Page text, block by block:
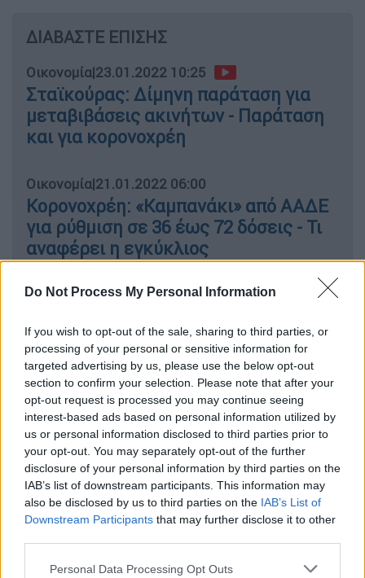
Do Not Process My Personal Information
If you wish to opt-out of the sale, sharing to third parties, or
processing of your personal or sensitive information for
targeted advertising by us, please use the below opt-out
section to confirm your selection. Please note that after your
opt-out request is processed you may continue seeing
interest-based ads based on personal information utilized by
us or personal information disclosed to third parties prior to
your opt-out. You may separately opt-out of the further
disclosure of your personal information by third parties on the
IAB’s list of downstream participants. This information may
also be disclosed by us to third parties on the IAB’s List of
Downstream Participants that may further disclose it to other
Please note that this website/app uses one or more Google
Personal Data Processing Opt Outs
ΔΙΑΒΑΣΤΕ ΕΠΙΣΗΣ
Οικονομία|23.01.2022 10:25
Σταϊκούρας: Δίμηνη παράταση για
μεταβιβάσεις ακινήτων - Παράταση
και για κορονοχρέη
Οικονομία|21.01.2022 06:00
Κορονοχρέη: «Καμπανάκι» από ΑΑΔΕ
για ρύθμιση σε 36 έως 72 δόσεις - Τι
αναφέρει η εγκύκλιος
Οικονομία|15.01.2022 03:30
ΕΦΚΑ και ΑΑΔΕ σε 72 δόσεις
Οικονομία|26.01.2022 13:37
83 καταγγελίες έχει δεχτεί ήδη το
ΣΕΠΕ - Πώς πληρώνονται οι
εργαζόμενοι τις ημέρες αργίας
Η ρύθμιση των 72 δόσεων
Οι βασικές αρχές της ρύθμισης των